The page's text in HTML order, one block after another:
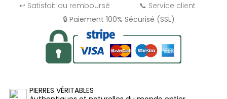
↩️ Satisfait ou remboursé
📞 Service client
🔒 Paiement 100% Sécurisé (SSL)
PIERRES VÉRITABLES